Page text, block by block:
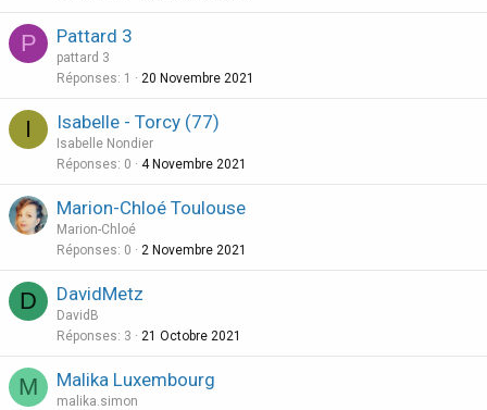
P Pattard 3
pattard 3
Réponses 1 20 Novembre 2021
I Isabelle - Torcy (77)
Isabelle Nondier
Réponses 0 4 Novembre 2021
Marion-Chloé Toulouse
Marion-Chloé
Réponses 0 2 Novembre 2021
D DavidMetz
DavidB
Réponses 3 21 Octobre 2021
M Malika Luxembourg
malika.simon